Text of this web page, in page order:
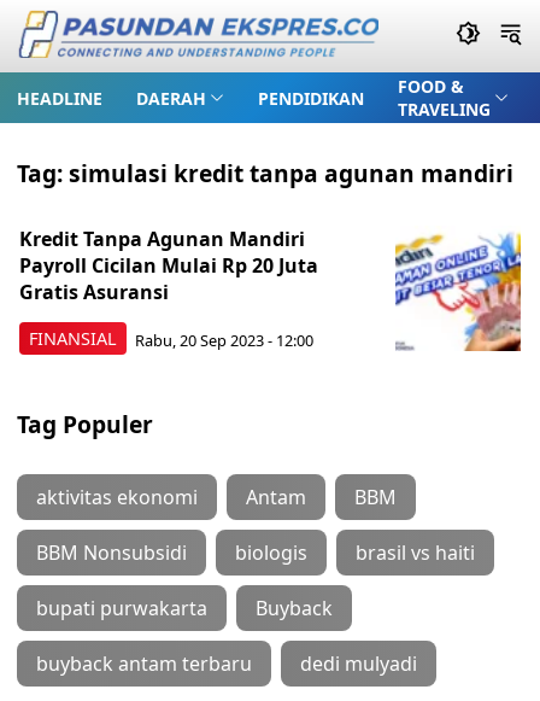
HEADLINE DAERAH PENDIDIKAN
FOOD &
TRAVELING
Tag:simulasi kredit tanpa agunan mandiri
FINANSIAL
Kredit Tanpa Agunan Mandiri
Payroll Cicilan Mulai Rp 20 Juta
Gratis Asuransi
Rabu, 20 Sep 2023 - 12:00
Tag Populer
aktivitas ekonomi Antam BBM
BBM Nonsubsidi biologis brasil vs haiti
bupati purwakarta Buyback
buyback antam terbaru dedi mulyadi